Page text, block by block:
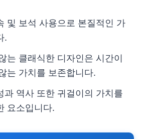
및 보석 사용으로 본질적인 가
.
는 클래식한 디자인은 시간이
는 가치를 보존합니다.
과 역사 또한 귀걸이의 가치를
요소입니다.